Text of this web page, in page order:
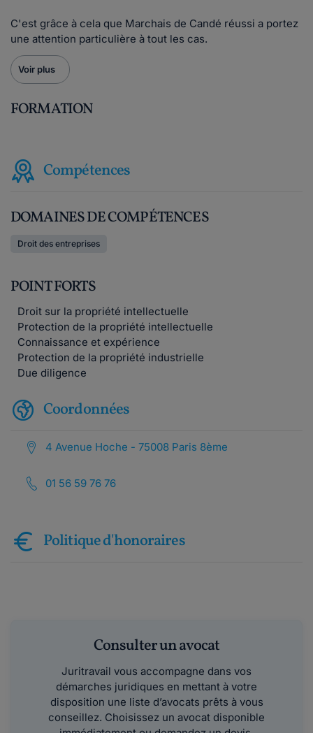
C'est grâce à cela que Marchais de Candé réussi a portez
une attention particulière à tout les cas.
Voir plus
FORMATION
Compétences
DOMAINES DE COMPÉTENCES
Droit des entreprises
POINT FORTS
Droit sur la propriété intellectuelle
Protection de la propriété intellectuelle
Connaissance et expérience
Protection de la propriété industrielle
Due diligence
Coordonnées
4 Avenue Hoche - 75008 Paris 8ème
01 56 59 76 76
Politique d'honoraires
Consulter un avocat
Juritravail vous accompagne dans vos
démarches juridiques en mettant à votre
disposition une liste d’avocats prêts à vous
conseillez. Choisissez un avocat disponible